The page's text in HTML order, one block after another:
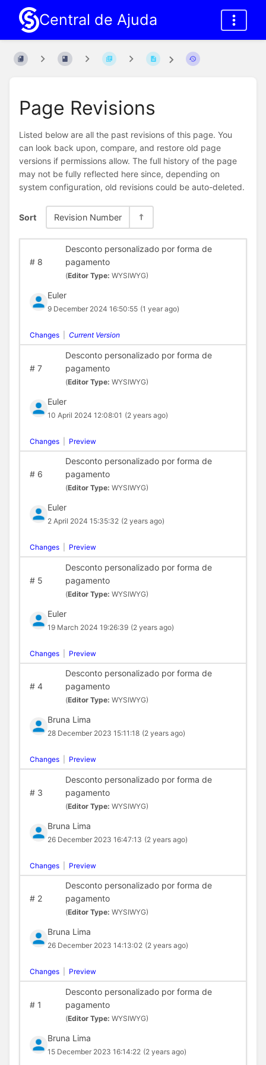
Central de Ajuda
Page Revisions
Listed below are all the past revisions of this page. You
can look back upon, compare, and restore old page
versions if permissions allow. The full history of the page
may not be fully reflected here since, depending on
system configuration, old revisions could be auto-deleted.
Sort Revision Number
#8
Desconto personalizado por forma de
pagamento
(Editor Type: WYSIWYG)
Euler
9 December 2024 16:50:55 (1 year ago)
Changes Current Version
#7
Desconto personalizado por forma de
pagamento
(Editor Type: WYSIWYG)
Euler
10 April 2024 12:08:01 (2 years ago)
Changes Preview
#6
Desconto personalizado por forma de
pagamento
(Editor Type: WYSIWYG)
Euler
2 April 2024 15:35:32 (2 years ago)
Changes Preview
#5
Desconto personalizado por forma de
pagamento
(Editor Type: WYSIWYG)
Euler
19 March 2024 19:26:39 (2 years ago)
Changes Preview
#4
Desconto personalizado por forma de
pagamento
(Editor Type: WYSIWYG)
Bruna Lima
28 December 2023 15:11:18 (2 years ago)
Changes Preview
#3
Desconto personalizado por forma de
pagamento
(Editor Type: WYSIWYG)
Bruna Lima
26 December 2023 16:47:13 (2 years ago)
Changes Preview
#2
Desconto personalizado por forma de
pagamento
(Editor Type: WYSIWYG)
Bruna Lima
26 December 2023 14:13:02 (2 years ago)
Changes Preview
#1
Desconto personalizado por forma de
pagamento
(Editor Type: WYSIWYG)
Bruna Lima
15 December 2023 16:14:22 (2 years ago)